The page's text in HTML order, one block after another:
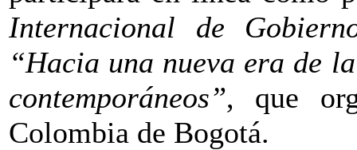
Internacional de
“Hacia una nueva era de
contemporáneos”, que
Colombia de Bogotá.